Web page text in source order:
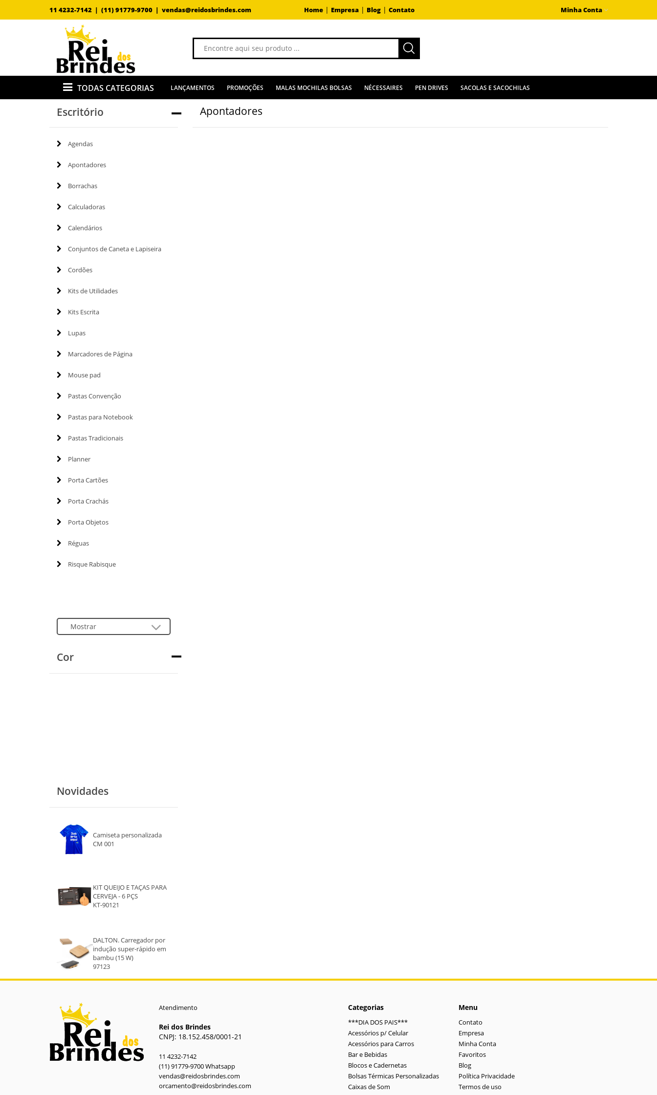
11 4232-7142 | (11) 91779-9700 | vendas@reidosbrindes.com Home| Empresa| Blog| Contato Minha Conta
TODAS CATEGORIAS LANÇAMENTOS PROMOÇÕES MALAS MOCHILAS BOLSAS NÉCESSAIRES PEN DRIVES SACOLAS E SACOCHILAS
Escritório
Agendas
Apontadores
Borrachas
Calculadoras
Calendários
Conjuntos de Caneta e Lapiseira
Cordões
Kits de Utilidades
Kits Escrita
Lupas
Marcadores de Página
Mouse pad
Pastas Convenção
Pastas para Notebook
Pastas Tradicionais
Planner
Porta Cartões
Porta Crachás
Porta Objetos
Réguas
Risque Rabisque
Cor
Novidades
Camiseta personalizada
CM 001
KIT QUEIJO E TAÇAS PARA
CERVEJA - 6 PÇS
KT-90121
DALTON. Carregador por
indução super-rápido em
bambu (15 W)
97123
Apontadores
Atendimento
Rei dos Brindes
CNPJ: 18.152.458/0001-21
11 4232-7142
(11) 91779-9700 Whatsapp
vendas@reidosbrindes.com
orcamento@reidosbrindes.com
Categorias
***DIA DOS PAIS***
Acessórios p/ Celular
Acessórios para Carros
Bar e Bebidas
Blocos e Cadernetas
Bolsas Térmicas Personalizadas
Caixas de Som
Menu
Contato
Empresa
Minha Conta
Favoritos
Blog
Política Privacidade
Termos de uso